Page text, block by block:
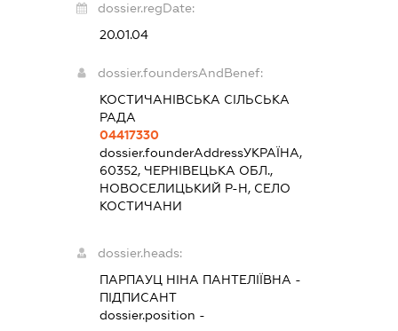
dossier.regDate:
20.01.04
dossier.foundersAndBenef:
КОСТИЧАНІВСЬКА СІЛЬСЬКА
РАДА
04417330
dossier.founderAddressУКРАЇНА,
60352, ЧЕРНІВЕЦЬКА ОБЛ.,
НОВОСЕЛИЦЬКИЙ Р-Н, СЕЛО
КОСТИЧАНИ
dossier.heads:
ПАРПАУЦ НІНА ПАНТЕЛІЇВНА -
ПІДПИСАНТ
dossier.position -